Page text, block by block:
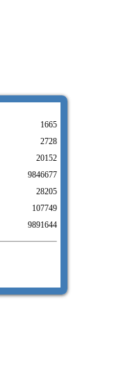
1665
2728
20152
9846677
28205
107749
9891644